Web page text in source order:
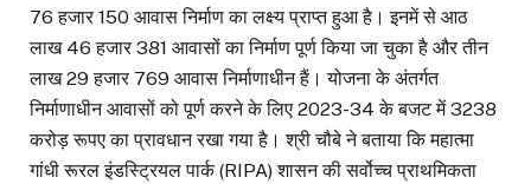
76 हजार 150 आवास निर्माण का लक्ष्य प्राप्त हुआ है। इनमें से आठ
लाख 46 हजार 381 आवासों का निर्माण पूर्ण किया जा चुका है और तीन
लाख 29 हजार 769 आवास निर्माणाधीन हैं। योजना के अंतर्गत
निर्माणाधीन आवासों को पूर्ण करने के लिए 2023-34 के बजट में 3238
करोड़ रूपए का प्रावधान रखा गया है। श्री चौबे ने बताया कि महात्मा
गांधी रूरल इंडस्ट्रियल पार्क (RIPA) शासन की सर्वोच्च प्राथमिकता